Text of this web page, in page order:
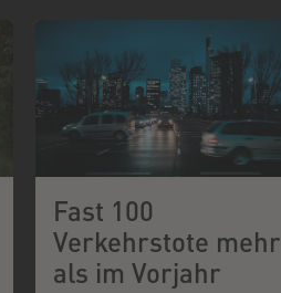
Fast 100
Verkehrstote mehr
als im Vorjahr